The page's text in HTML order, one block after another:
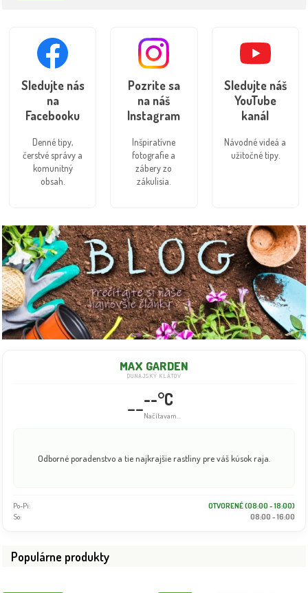
MAX GARDEN
DUNAJSKÝ KLÁTOV
--°C
Info dočasne nedostupné
Odborné poradenstvo a tie najkrajšie rastliny pre váš kúsok raja.
Po-Pi:
OTVORENÉ (08:00 - 18:00)
So:
08:00 - 16:00
Populárne produkty
Sledujte nás
na
Facebooku
Denné tipy,
čerstvé správy a
komunitný
obsah.
Pozrite sa
na náš
Instagram
Inšpiratívne
fotografie a
zábery zo
zákulisia.
Sledujte náš
YouTube
kanál
Návodné videá a
užitočné tipy.